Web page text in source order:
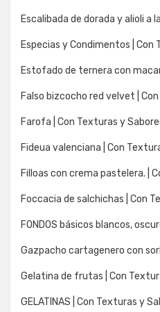
Escalibada de dorada y alioli a
Especias y Condimentos | Con
Estofado de ternera con
Falso bizcocho red velvet |
Farofa | Con Texturas y
Fideua valenciana | Con
Filloas con crema pastelera. |
Foccacia de salchichas | Con
FONDOS básicos blancos,
Gazpacho cartagenero con
Gelatina de frutas | Con
GELATINAS | Con Texturas y